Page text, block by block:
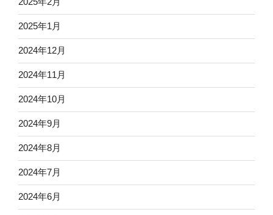
2025年1月
2024年12月
2024年11月
2024年10月
2024年9月
2024年8月
2024年7月
2024年6月